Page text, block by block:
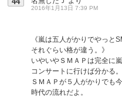
2016年1月13日 7:39 PM
《嵐は五人がかりでやっと
それぐらい格が違う。》
いやいやＳＭＡＰは完全に
コンサートに行けば分かる。
ＳＭＡＰが５人がかりでも
時代の流れだよ。